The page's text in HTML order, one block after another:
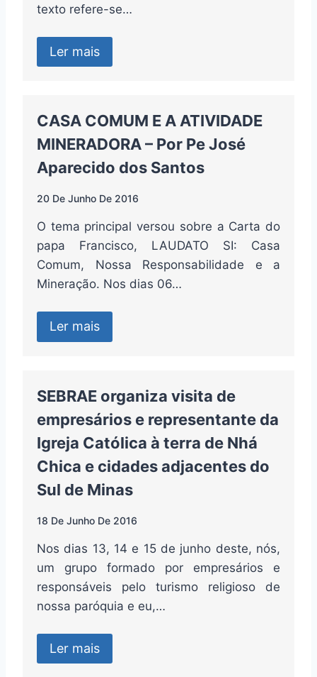
texto refere-se…
Ler mais
CASA COMUM E A ATIVIDADE
MINERADORA – Por Pe José
Aparecido dos Santos
20 De Junho De 2016
O tema principal versou sobre a Carta do
papa Francisco, LAUDATO SI: Casa
Comum, Nossa Responsabilidade e a
Mineração. Nos dias 06…
Ler mais
SEBRAE organiza visita de
empresários e representante da
Igreja Católica à terra de Nhá
Chica e cidades adjacentes do
Sul de Minas
18 De Junho De 2016
Nos dias 13, 14 e 15 de junho deste, nós,
um grupo formado por empresários e
responsáveis pelo turismo religioso de
nossa paróquia e eu,…
Ler mais